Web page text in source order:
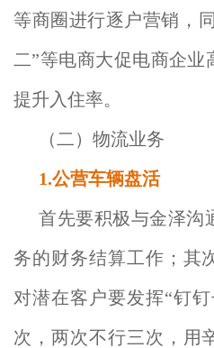
等商圈进行逐户营销，
二”等电商大促电商企业
提升入住率。
（二）物流业务
1.公营车辆盘活
首先要积极与金泽沟
务的财务结算工作；其
对潜在客户要发挥“钉
次，两次不行三次，用